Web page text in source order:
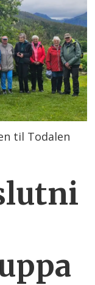
til Todalen